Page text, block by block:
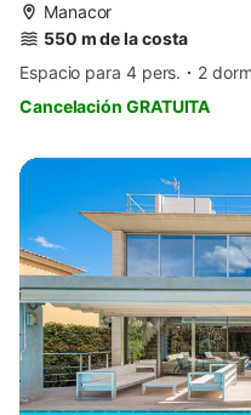
Manacor
550 m de la costa
Espacio para 4 pers.
2
Cancelación GRATUITA